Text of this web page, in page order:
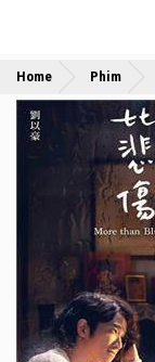
Home Phim